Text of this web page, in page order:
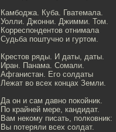
Камбоджа. Куба. Гватемала.
Уолли. Джонни. Джимми. Том.
Корреспондентов отнимала
Судьба поштучно и гуртом.
Крестов ряды. И даты, даты.
Иран. Панама. Сомали.
Афганистан. Его солдаты
Лежат во всех концах Земли.
Да он и сам давно покойник.
По крайней мере, кандидат.
Вам некому писать, полковник:
Вы потеряли всех солдат.